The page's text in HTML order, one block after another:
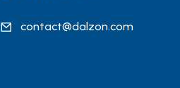
contact@dalzon.com